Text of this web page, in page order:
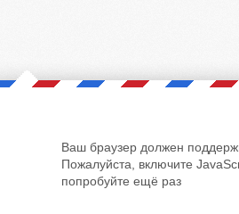
Ваш браузер должен
Пожалуйста, включите
попробуйте ещё раз